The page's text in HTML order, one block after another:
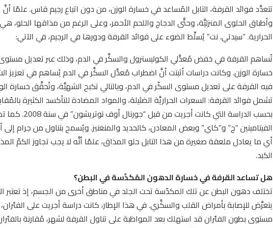
تتعدَّد فوائد القرفة، التابل المُساعد في خسارة الوزن، من دون اتباع رجيم قاس. علمًا
وأطباق الحلوى المنزليَّة، وحتَّى الدجاج واللحم الأحمر، وعلى الرغم من مذاقها الحلو،
الحرارية. “سيدتي. نت” يُسلِّط الضوء على فوائد القرفة ودورها في الرجيم، في الآتي:
تُساهم القرفة في خفض مُعدَّلي الكوليسترول والسكَّر في الدم، وذلك عبر تعديل
خسارة الوزن. وكانت دراسات أثبتت أنَّ اضطراب مُعدَّل السكَّر في الدم يُساهم في تعزيز
فيه القرفة على تعديل مستوى السكّر في الدم، وبالتالي تكبح الشهيَّة، وتُحقِّق خسارة
تشمل فوائد القرفة: السعرات الحراريَّة الضئيلة، والمواد المضادة للتأكسد الكثيرة
بحسب الدراسة
الفيتامينين “ج” و”كاي” وبعض المعادن، كالحديد والمنغنيز. ويُسمح بتناول من جرام إلى
أي ما يعادل ملعقة صغيرة من هذا التابل حلو المذاق، علمًا أنَّه لا يجب تجاوز الكمّ
الكبد.
هل تساعد القرفة في خسارة الدهون المُكدَّسة في البطن؟
تختلف دهون البطن عن تلك المكدّسة تحت الجلد في مناطق أخرى من الجسم، إذ تعتبر
يتعرَّض للإصابة بأمراض القلب والسكَّري. في هذا الإطار، كانت دراسة أجريت على
مستوى بطون الفئران قد استهلك بعد المواظبة على تناول القرفة لشهر، مُقارنة